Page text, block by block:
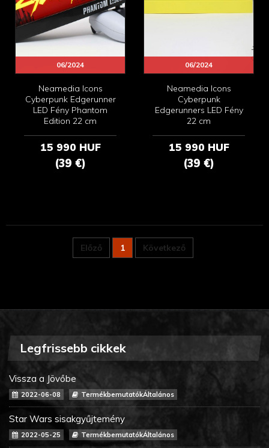
06/2024
Neamedia Icons
Cyberpunk Edgerunner
LED Fény Phantom
Edition 22 cm
15 990 HUF
(39 €)
06/2024
Neamedia Icons
Cyberpunk
Edgerunners LED Fény
22 cm
15 990 HUF
(39 €)
Előző 1 Következő
Legfrissebb cikkek
Vissza a Jövőbe
2022-06-08 TermékbemutatókÁltalános
Star Wars sisakgyűjtemény
2022-05-25 TermékbemutatókÁltalános